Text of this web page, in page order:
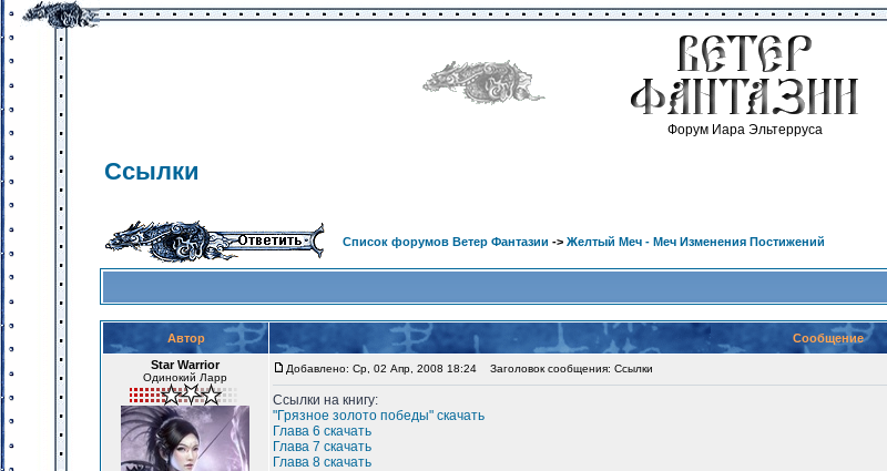
Форум Иара Эльтерруса
Ссылки
Список форумов Ветер Фантазии -> Желтый Меч - Меч Изменения Постижений
Автор
Сообщение
Star Warrior
Одинокий Ларр
Добавлено: Ср, 02 Апр, 2008 18:24 Заголовок сообщения: Ссылки
Ссылки на книгу:
"Грязное золото победы" скачать
Глава 6 скачать
Глава 7 скачать
Глава 8 скачать